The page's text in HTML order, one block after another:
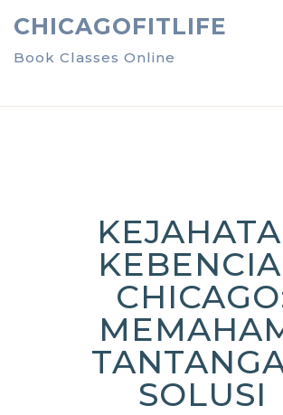
to
content
CHICAGOFITLIFE
Book Classes Online
Close
SOLUSI